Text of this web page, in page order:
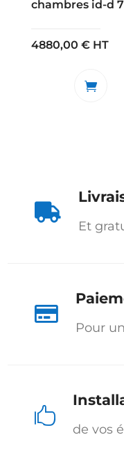
chambres id-d
4880,00 € HT

Et

Pour

de vos